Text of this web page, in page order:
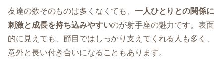
友達の数そのものは多くなくても、 一人ひとりとの関係に
刺激と成長を持ち込みやすいのが射手座の魅力です。表面
的に見えても、節目ではしっかり支えてくれる人も多く、
意外と長い付き合いになることもあります。